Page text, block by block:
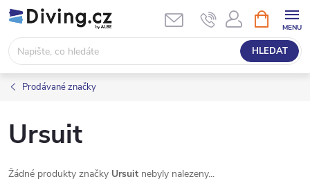
Přejít
na
obsah
HLEDAT
NÁKUPNÍ
KOŠÍK
Prodávané značky
Ursuit
Žádné produkty značky Ursuit nebyly nalezeny...